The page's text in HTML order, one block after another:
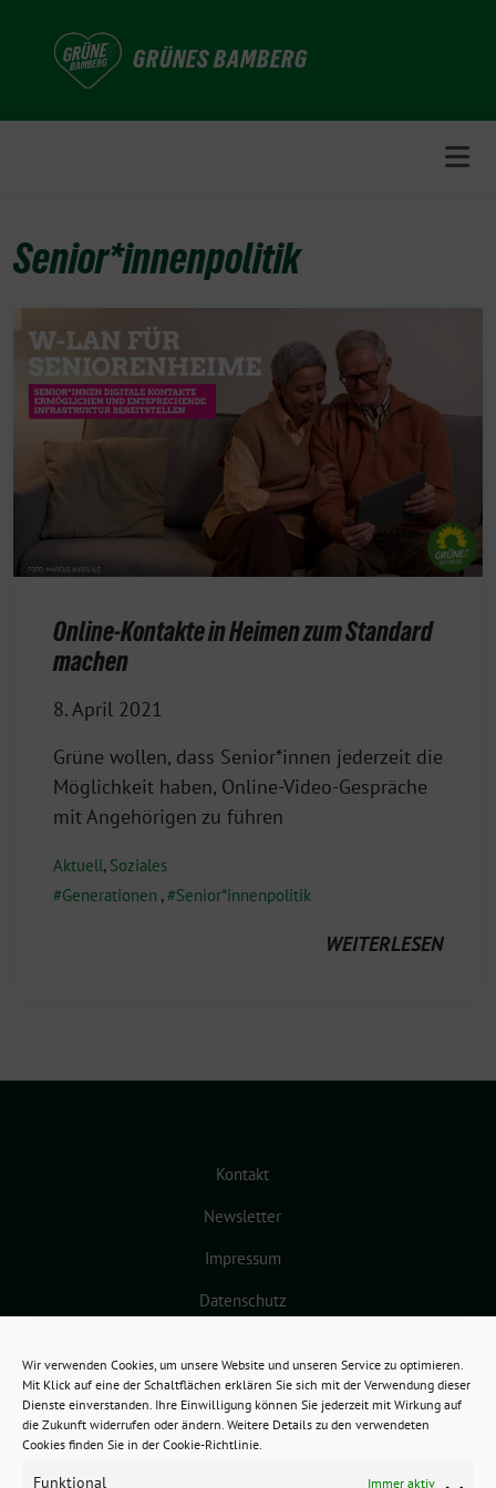
Wir verwenden Cookies, um unsere Website und unseren Service zu optimieren.
Mit Klick auf eine der Schaltflächen erklären Sie sich mit der Verwendung dieser
Dienste einverstanden. Ihre Einwilligung können Sie jederzeit mit Wirkung auf
die Zukunft widerrufen oder ändern. Weitere Details zu den verwendeten
Cookies finden Sie in der Cookie-Richtlinie.
Funktional Immer aktiv
GRÜNES BAMBERG
Senior*innenpolitik
Online-Kontakte in Heimen zum Standard
machen
8. April 2021
Grüne wollen, dass Senior*innen jederzeit die
Möglichkeit haben, Online-Video-Gespräche
mit Angehörigen zu führen
Aktuell, Soziales
Generationen , Senior*innenpolitik
WEITERLESEN
Kontakt
Newsletter
Impressum
Datenschutz